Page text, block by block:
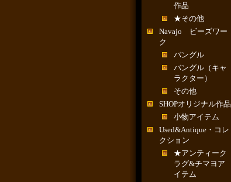
作品
★その他
Navajo ビーズワー
ク
バングル
バングル（キャ
ラクター）
その他
SHOPオリジナル作品
小物アイテム
Used&Antique・コレ
クション
★アンティーク
ラグ&チマヨア
イテム